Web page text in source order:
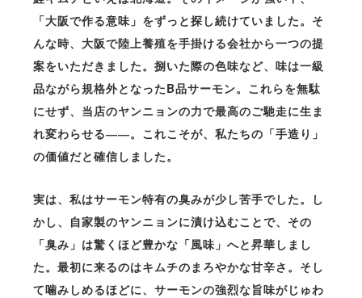
「大阪で作る意味」をずっと探し続けていました。そ
んな時、大阪で陸上養殖を手掛ける会社から一つの提
案をいただきました。捌いた際の色味など、味は一級
品ながら規格外となったB品サーモン。これらを無駄
にせず、当店のヤンニョンの力で最高のご馳走に生ま
れ変わらせる――。これこそが、私たちの「手造り」
の価値だと確信しました。
実は、私はサーモン特有の臭みが少し苦手でした。し
かし、自家製のヤンニョンに漬け込むことで、その
「臭み」は驚くほど豊かな「風味」へと昇華しまし
た。最初に来るのはキムチのまろやかな甘辛さ。そし
て噛みしめるほどに、サーモンの強烈な旨味がじゅわ